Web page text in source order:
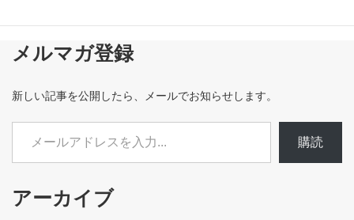
メルマガ登録
新しい記事を公開したら、メールでお知らせします。
メールアドレスを入力...
購読
アーカイブ